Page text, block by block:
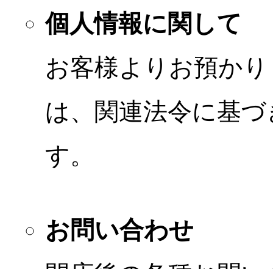
個人情報に関して
お客様よりお預か
は、関連法令に基
す。
お問い合わせ